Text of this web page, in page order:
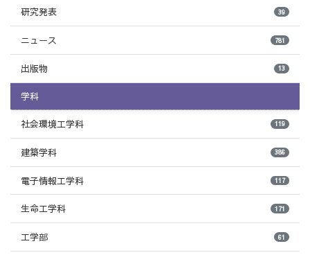
研究発表 39
ニュース 781
出版物 13
学科
社会環境工学科 119
建築学科 386
電子情報工学科 117
生命工学科 171
工学部 61